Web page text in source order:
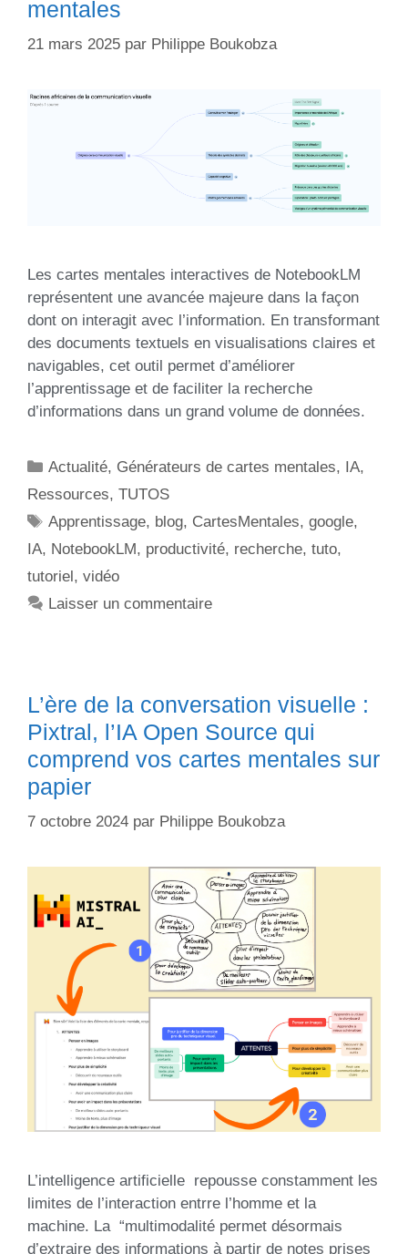
mentales
21 mars 2025 par Philippe Boukobza
Les cartes mentales interactives de NotebookLM
représentent une avancée majeure dans la façon
dont on interagit avec l’information. En transformant
des documents textuels en visualisations claires et
navigables, cet outil permet d’améliorer
l’apprentissage et de faciliter la recherche
d’informations dans un grand volume de données.
Actualité, Générateurs de cartes mentales, IA,
Ressources, TUTOS
Apprentissage, blog, CartesMentales,google,
IA, NotebookLM, productivité, recherche, tuto,
tutoriel , vidéo
Laisser un commentaire
L’ère de la conversation visuelle :
Pixtral, l’IA Open Source qui
comprend vos cartes mentales sur
papier
7 octobre 2024 par Philippe Boukobza
L’intelligence artificielle repousse constamment les
limites de l’interaction entrre l’homme et la
machine. La “multimodalité permet désormais
d’extraire des informations à partir de notes prises